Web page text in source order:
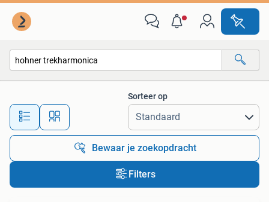
Alle afstanden…
Sorteer op
Bewaar je zoekopdracht
Filters